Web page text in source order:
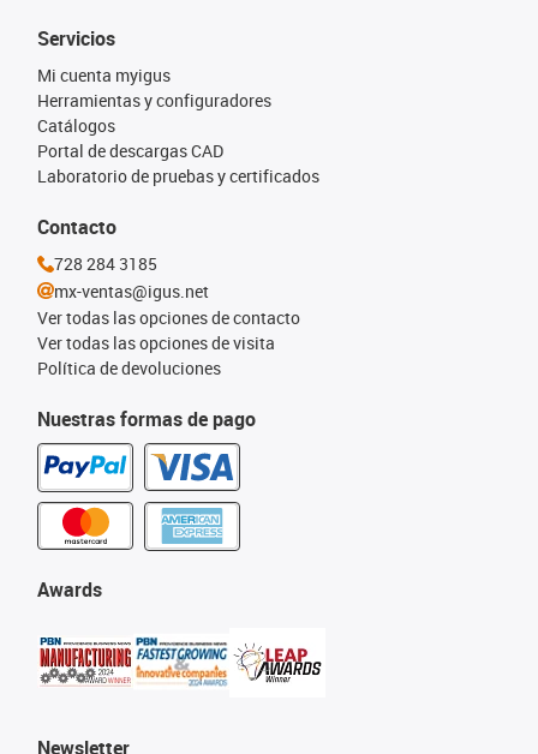
Nuestras formas de pago
Servicios
Mi cuenta myigus
Herramientas y configuradores
Catálogos
Portal de descargas CAD
Laboratorio de pruebas y certificados
Awards
Newsletter
Contacto
728 284 3185
mx-ventas@igus.net
Ver todas las opciones de contacto
Ver todas las opciones de visita
Política de devoluciones